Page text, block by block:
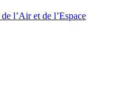
l’Air et de l’Espace